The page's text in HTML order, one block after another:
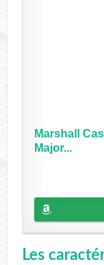
Marshall
Major...
Les